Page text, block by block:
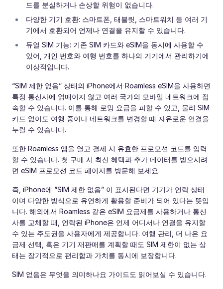
드를 분실하거나 손상할 위험이 없습니다.
다양한 기기 호환: 스마트폰, 태블릿, 스마트워치 등 여러 기
기에서 호환되어 언제나 연결을 유지할 수 있습니다.
듀얼 SIM 기능: 기존 SIM 카드와 eSIM을 동시에 사용할 수
있어, 개인 번호와 여행 번호를 하나의 기기에서 관리하기에
이상적입니다.
“SIM 제한 없음” 상태의 iPhone에서 Roamless eSIM을 사용하면
특정 통신사에 얽매이지 않고 여러 국가의 모바일 네트워크에 접
속할 수 있습니다. 이를 통해 로밍 요금을 피할 수 있고, 물리 SIM
카드 없이도 여행 중이나 네트워크를 변경할 때 자유로운 연결을
누릴 수 있습니다.
또한 Roamless 앱을 열고 결제 시 유효한 프로모션 코드를 입력
할 수 있습니다. 첫 구매 시 최신 혜택과 추가 데이터를 받으시려
면 eSIM 프로모션 코드 페이지를 방문해 보세요.
즉, iPhone에 “SIM 제한 없음” 이 표시된다면 기기가 언락 상태
이며 다양한 방식으로 유연하게 활용할 준비가 되어 있다는 뜻입
니다. 해외에서 Roamless 같은 eSIM 요금제를 사용하거나 통신
사를 교체할 때, 언락된 iPhone은 언제 어디서나 연결을 유지할
수 있는 주도권을 사용자에게 제공합니다. 여행 관리, 더 나은 요
금제 선택, 혹은 기기 재판매를 계획할 때도 SIM 제한이 없는 상
태는 장기적으로 편리함과 가치를 동시에 보장합니다.
SIM 없음은 무엇을 의미하나요 가이드도 읽어보실 수 있습니다.